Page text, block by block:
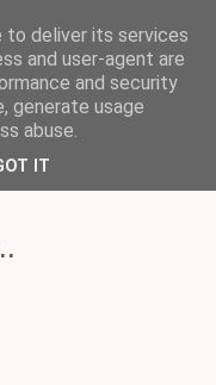
to deliver its services
and user-agent are
and security
generate usage
abuse.
IT